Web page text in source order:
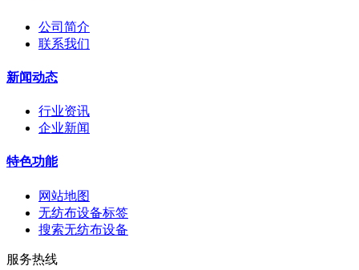
公司简介
联系我们
新闻动态
行业资讯
企业新闻
特色功能
网站地图
无纺布设备标签
搜索无纺布设备
服务热线